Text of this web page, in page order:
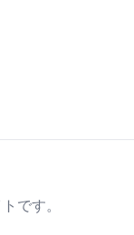
です。